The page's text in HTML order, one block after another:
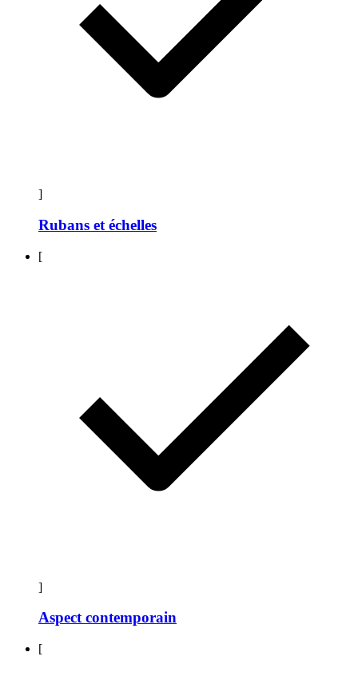
]
Rubans et échelles
[
]
Aspect contemporain
[